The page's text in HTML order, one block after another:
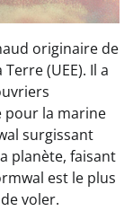
originaire de
(UEE). Il a
pour la marine
surgissant
planète, faisant
est le plus
voler.